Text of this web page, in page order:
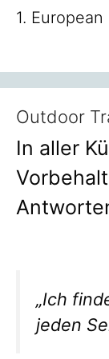
Zum1.
Outdoor
In aller
„Ich
jeden